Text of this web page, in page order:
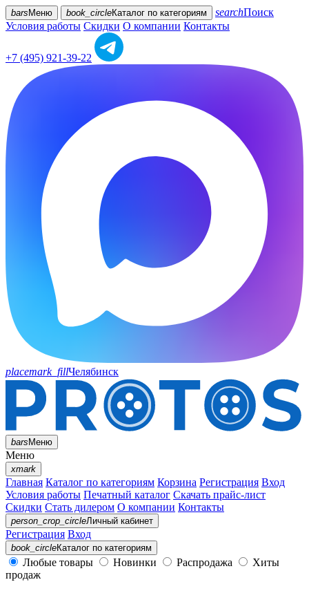
bars Меню book_circleКаталог по категориям searchПоиск
Условия работы Скидки О компании Контакты
+7 (495) 921-39-22
placemark_fillЧелябинск
barsМеню
Меню
xmark
Главная Каталог по категориям Корзина Регистрация Вход
Условия работы Печатный каталог Скачать прайс-лист
Скидки Стать дилером О компании Контакты
person_crop_circleЛичный кабинет
Регистрация Вход
book_circleКаталог по категориям
Любые товары Новинки Распродажа
Хиты
продаж